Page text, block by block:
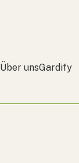
Über unsGardify